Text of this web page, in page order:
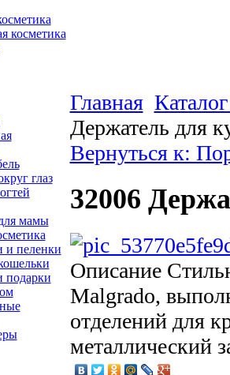
косметика
глаз
мамы
и пеленки
подарки
Главная
Держатель для
Вернуться к:
32006
Описание
Malgrado,
отделений для
металлический